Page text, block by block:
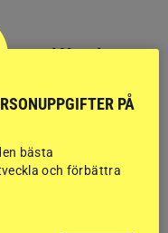
i Herning
Springbank II
PÅ
bästa
och förbättra